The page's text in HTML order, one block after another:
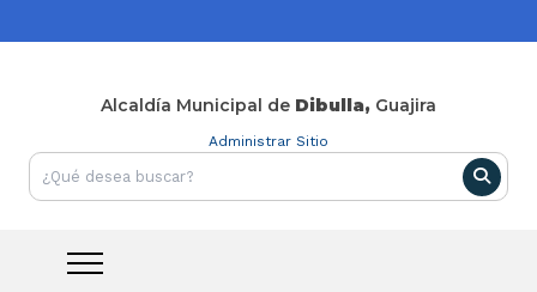
Alcaldía Municipal de Dibulla, Guajira
Administrar Sitio